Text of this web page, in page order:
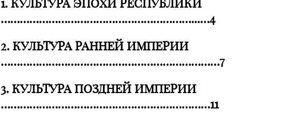
1. КУЛЬТУРА ЭПОХИ РЕСПУБЛИКИ
……………………………………………………...…4
2. КУЛЬТУРА РАННЕЙ ИМПЕРИИ
……………………………………………………………7
3. КУЛЬТУРА ПОЗДНЕЙ ИМПЕРИИ
…………………………………………………………11